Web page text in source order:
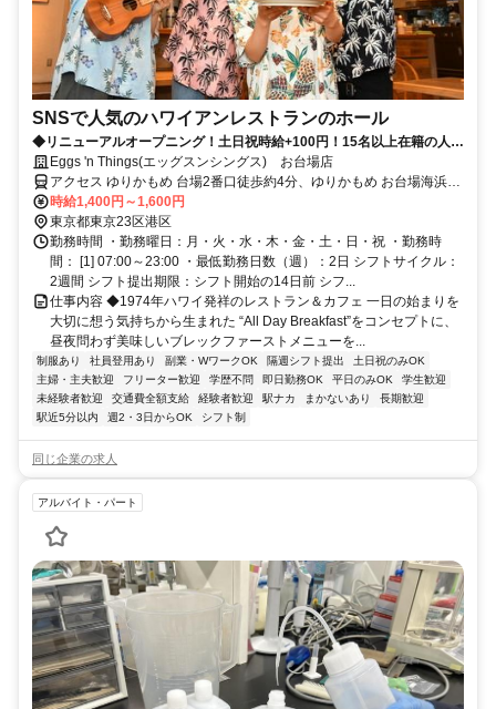
SNSで人気のハワイアンレストランのホール
◆リニューアルオープニング！土日祝時給+100円！15名以上在籍の人気
店！スタッフ仲◎オシャレな制服も人気♪◆
Eggs 'n Things(エッグスンシングス) お台場店
アクセス ゆりかもめ 台場2番口徒歩約4分、ゆりかもめ お台場海浜公
園2番口徒歩約8分、りんかい線 東京テレポートB口徒歩約9分 台場駅
徒歩5分、お台場海浜公園駅徒歩7分、東京テレポート駅徒歩9分
時給1,400円～1,600円
東京都東京23区港区
勤務時間 ・勤務曜日：月・火・水・木・金・土・日・祝 ・勤務時
間： [1] 07:00～23:00 ・最低勤務日数（週）：2日 シフトサイクル：
2週間 シフト提出期限：シフト開始の14日前 シフ...
仕事内容 ◆1974年ハワイ発祥のレストラン＆カフェ 一日の始まりを
大切に想う気持ちから生まれた “All Day Breakfast”をコンセプトに、
昼夜問わず美味しいブレックファーストメニューを...
制服あり 社員登用あり 副業・WワークOK 隔週シフト提出
土日祝のみOK
主婦・主夫歓迎
フリーター歓迎 学歴不問 即日勤務OK 平日のみOK
学生歓迎
未経験者歓迎
交通費全額支給 経験者歓迎 駅ナカ まかないあり
長期歓迎
駅近5分以内
週2・3日からOK シフト制
同じ企業の求人
アルバイト・パート